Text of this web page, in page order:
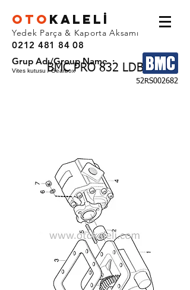
OTO KALEL İ
Yedek Parça & Kaporta Aksamı
0212 481 84 08
BMC PRO 832 LDB
Grup Adı/Group Name :
Vites kutusu / Gearbox
52RS002682